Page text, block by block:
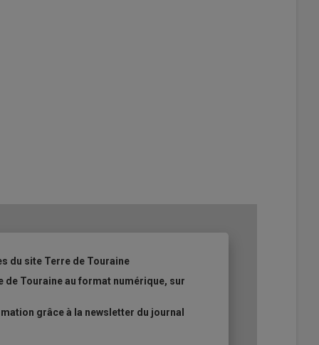
du site Terre de Touraine
de Touraine au format numérique, sur
grâce à la newsletter du journal